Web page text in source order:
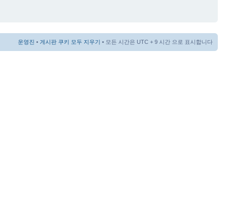
운영진 • 게시판 쿠키 모두 지우기 • 모든 시간은 UTC + 9 시간 으로 표시합니다